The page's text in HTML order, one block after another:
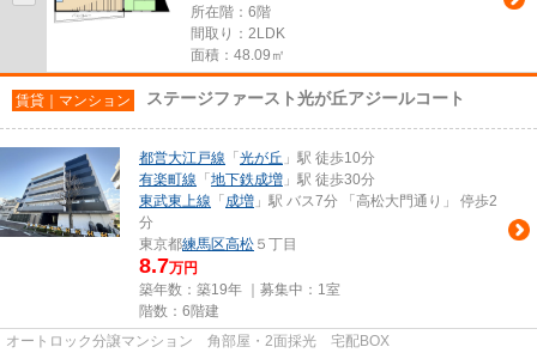
所在階：6階
間取り：2LDK
面積：48.09㎡
賃貸｜マンション ステージファースト光が丘アジールコート
都営大江戸線 「 光が丘 」駅 徒歩10分
有楽町線 「 地下鉄成増 」駅 徒歩30分
東武東上線 「 成増 」駅 バス7分 「高松大門通り」 停歩2
分
東京都練馬区高松 ５丁目
8.7万円
築年数：築19年 ｜募集中： 1室
階数：6階建
オートロック分譲マンション 角部屋・2面採光 宅配BOX